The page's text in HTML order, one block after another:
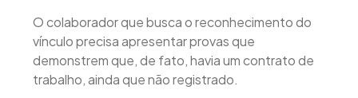
O colaborador que busca o reconhecimento do
vínculo precisa apresentar provas que
demonstrem que, de fato, havia um contrato de
trabalho, ainda que não registrado.